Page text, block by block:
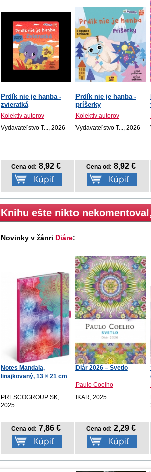
Prdík nie je hanba -
zvieratká
Kolektív autorov
Vydavateľstvo T..., 2026
Cena od: 8,92 €
Prdík nie je hanba -
príšerky
Kolektív autorov
Vydavateľstvo T..., 2026
Cena od: 8,92 €
Knihu ešte nikto nekomentoval,
Novinky v žánri Diáre:
Notes Mandala,
linajkovaný, 13 × 21 cm
PRESCOGROUP SK,
2025
Cena od: 7,86 €
Diár 2026 – Svetlo
Paulo Coelho
IKAR, 2025
Cena od: 2,29 €